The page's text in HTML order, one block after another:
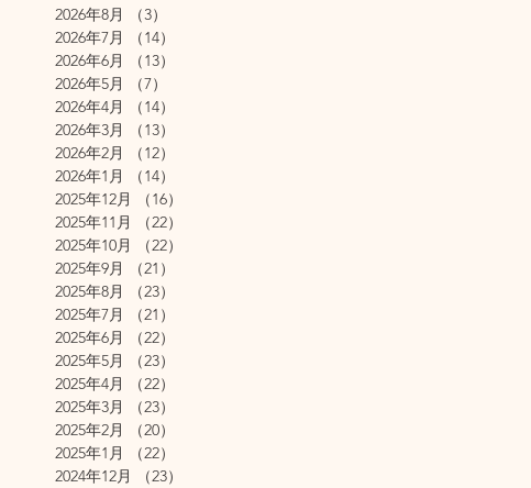
2026年8月
（3）
2026年7月
（14）
2026年6月
（13）
2026年5月
（7）
2026年4月
（14）
2026年3月
（13）
2026年2月
（12）
2026年1月
（14）
2025年12月
（16）
2025年11月
（22）
2025年10月
（22）
2025年9月
（21）
2025年8月
（23）
2025年7月
（21）
2025年6月
（22）
2025年5月
（23）
2025年4月
（22）
2025年3月
（23）
2025年2月
（20）
2025年1月
（22）
2024年12月
（23）